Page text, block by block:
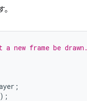
new frame be drawn.
;
);